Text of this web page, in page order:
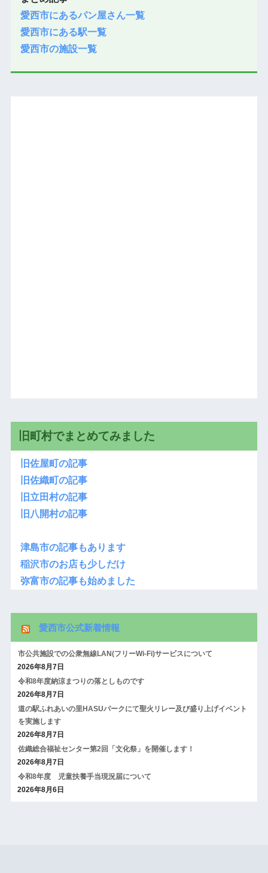
愛西市にあるパン屋さん一覧
愛西市にある駅一覧
愛西市の施設一覧
旧町村でまとめてみました
旧佐屋町の記事
旧佐織町の記事
旧立田村の記事
旧八開村の記事
津島市の記事もあります
稲沢市のお店も少しだけ
弥富市の記事も始めました
愛西市公式新着情報
市公共施設での公衆無線LAN(フリーWi-Fi)サービスについて
2026年8月7日
令和8年度納涼まつりの落としものです
2026年8月7日
道の駅ふれあいの里HASUパークにて聖火リレー及び盛り上げイベント
を実施します
2026年8月7日
佐織総合福祉センター第2回「文化祭」を開催します！
2026年8月7日
令和8年度 児童扶養手当現況届について
2026年8月6日